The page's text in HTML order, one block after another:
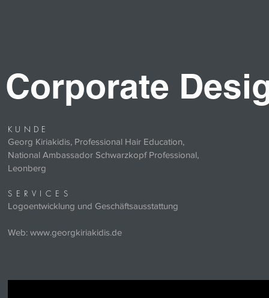
Corporate
K U N D E
Georg Kiriakidis, Professional Hair Education,
National Ambassador Schwarzkopf Professional,
Leonberg
SERVICES
Logoentwicklung und Geschäftsausstattung
Web: www.georgkiriakidis.de